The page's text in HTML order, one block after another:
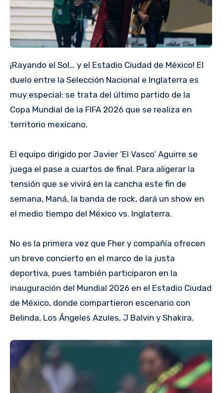
¡Rayando el Sol… y el Estadio Ciudad de México! El
duelo entre la Selección Nacional e Inglaterra es
muy especial: se trata del último partido de la
Copa Mundial de la FIFA 2026 que se realiza en
territorio mexicano.
El equipo dirigido por Javier ‘El Vasco’ Aguirre se
juega el pase a cuartos de final. Para aligerar la
tensión que se vivirá en la cancha este fin de
semana, Maná, la banda de rock, dará un show en
el medio tiempo del México vs. Inglaterra.
No es la primera vez que Fher y compañía ofrecen
un breve concierto en el marco de la justa
deportiva, pues también participaron en la
inauguración del Mundial 2026 en el Estadio Ciudad
de México, donde compartieron escenario con
Belinda, Los Ángeles Azules, J Balvin y Shakira.